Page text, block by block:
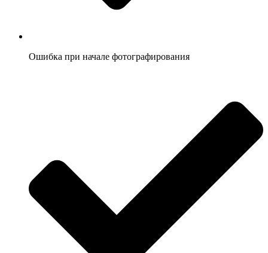
Ошибка при начале фотографирования